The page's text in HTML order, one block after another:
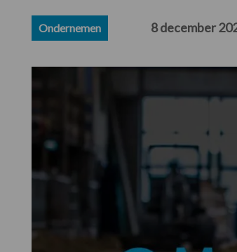
Ondernemen 8 december